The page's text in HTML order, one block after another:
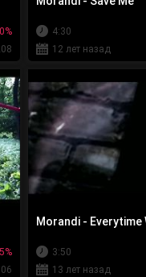
4:30
12 лет назад
Morandi - Everytime
3:50
13 лет назад